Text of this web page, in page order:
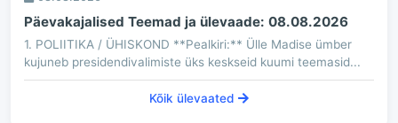
Päevakajalised Teemad ja ülevaade: 08.08.2026
1. POLIITIKA / ÜHISKOND **Pealkiri:** Ülle Madise ümber
kujuneb presidendivalimiste üks keskseid kuumi teemasid...
Kõik ülevaated